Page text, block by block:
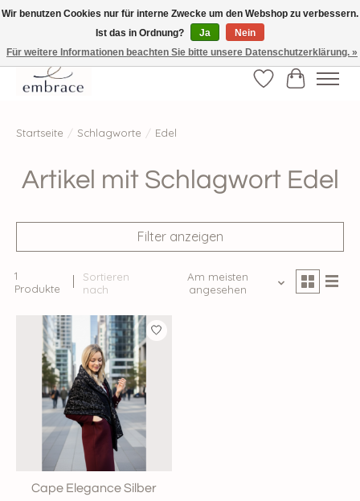
√ Versandkostenfrei ab € 40-, √ Made with Love and Happiness √Exklusiv und
nur hier im Onlineshop √high-quality & long-lasting fashion
Wunschzettel
Ihr
Startseite / Schlagworte / Edel
Artikel mit Schlagwort Edel
Filter anzeigen
1
Produkte
Sortieren
nach
Am meisten
angesehen
Cape Elegance Silber
Wir benutzen Cookies nur für interne Zwecke um den Webshop zu verbessern.
Ist das in Ordnung?
Ja
Nein
Für weitere Informationen beachten Sie bitte unsere Datenschutzerklärung. »